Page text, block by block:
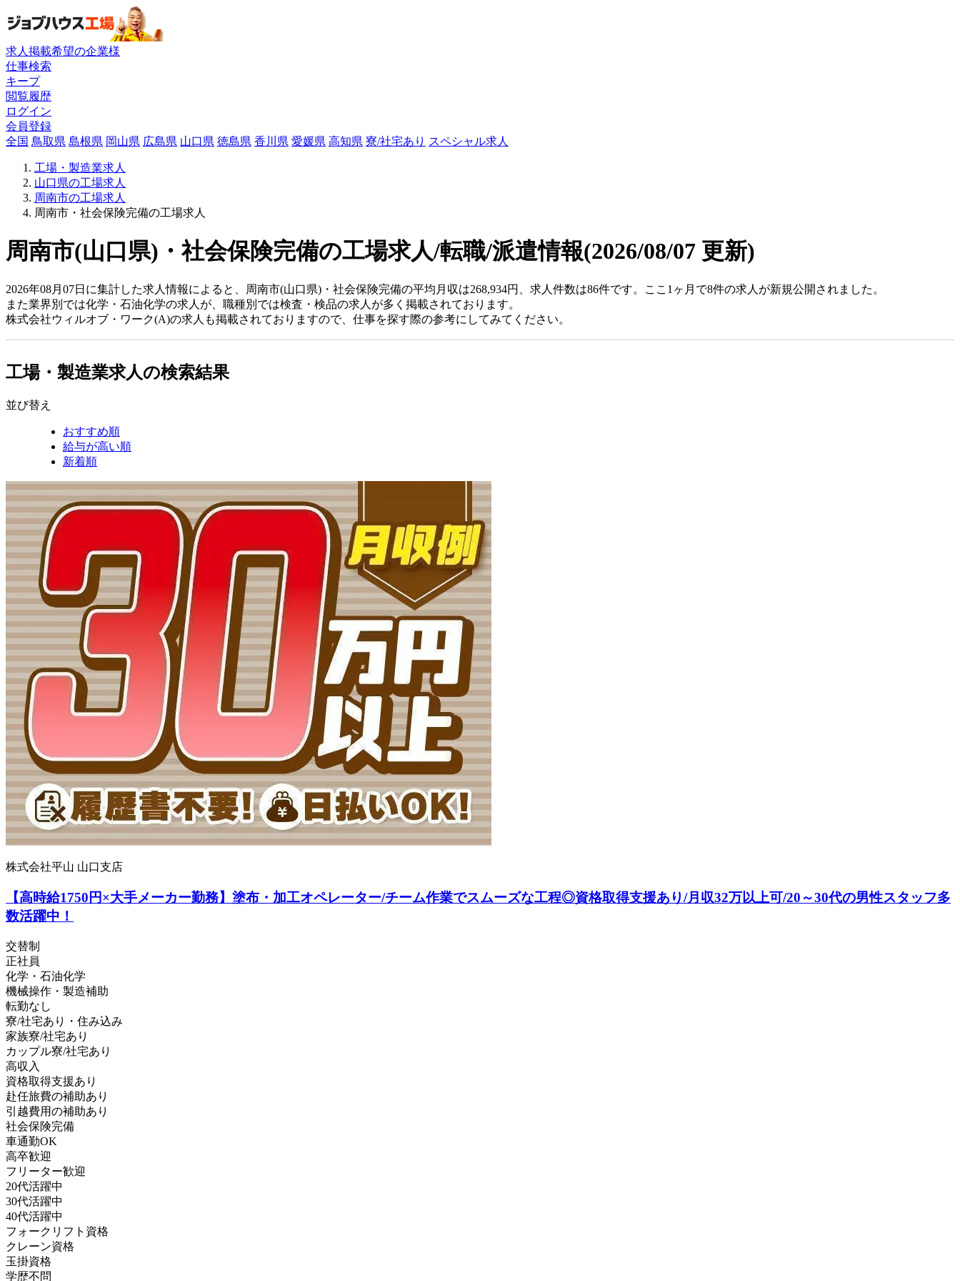
求人掲載希望の企業様
仕事検索
キープ
閲覧履歴
ログイン
会員登録
全国 鳥取県 島根県 岡山県 広島県 山口県 徳島県 香川県 愛媛県 高知県 寮/社宅あり スペシャル求人
工場・製造業求人
山口県の工場求人
周南市の工場求人
周南市・社会保険完備の工場求人
周南市(山口県)・社会保険完備の工場求人/転職/派遣情報(2026/08/07 更新)
2026年08月07日に集計した求人情報によると、周南市(山口県)・社会保険完備の平均月収は268,934円、求人件数は86件です。ここ1ヶ月で8件の求人が新規公開されました。
また業界別では化学・石油化学の求人が、職種別では検査・検品の求人が多く掲載されております。
株式会社ウィルオブ・ワーク(A)の求人も掲載されておりますので、仕事を探す際の参考にしてみてください。
工場・製造業求人の検索結果
並び替え
おすすめ順
給与が高い順
新着順
株式会社平山 山口支店
【高時給1750円×大手メーカー勤務】塗布・加工オペレーター/チーム作業でスムーズな工程◎資格取得支援あり/月収32万以上可/20～30代の男性スタッフ多
数活躍中！
交替制
正社員
化学・石油化学
機械操作・製造補助
転勤なし
寮/社宅あり・住み込み
家族寮/社宅あり
カップル寮/社宅あり
高収入
資格取得支援あり
赴任旅費の補助あり
引越費用の補助あり
社会保険完備
車通勤OK
高卒歓迎
フリーター歓迎
20代活躍中
30代活躍中
40代活躍中
フォークリフト資格
クレーン資格
玉掛資格
学歴不問